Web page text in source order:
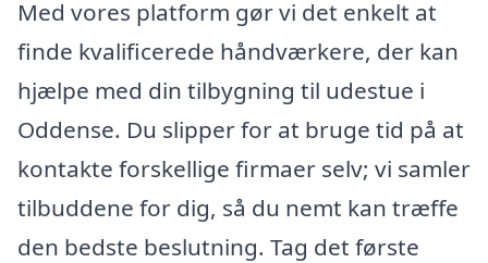
Med vores platform gør vi det enkelt at
finde kvalificerede håndværkere, der kan
hjælpe med din tilbygning til udestue i
Oddense. Du slipper for at bruge tid på at
kontakte forskellige firmaer selv; vi samler
tilbuddene for dig, så du nemt kan træffe
den bedste beslutning. Tag det første